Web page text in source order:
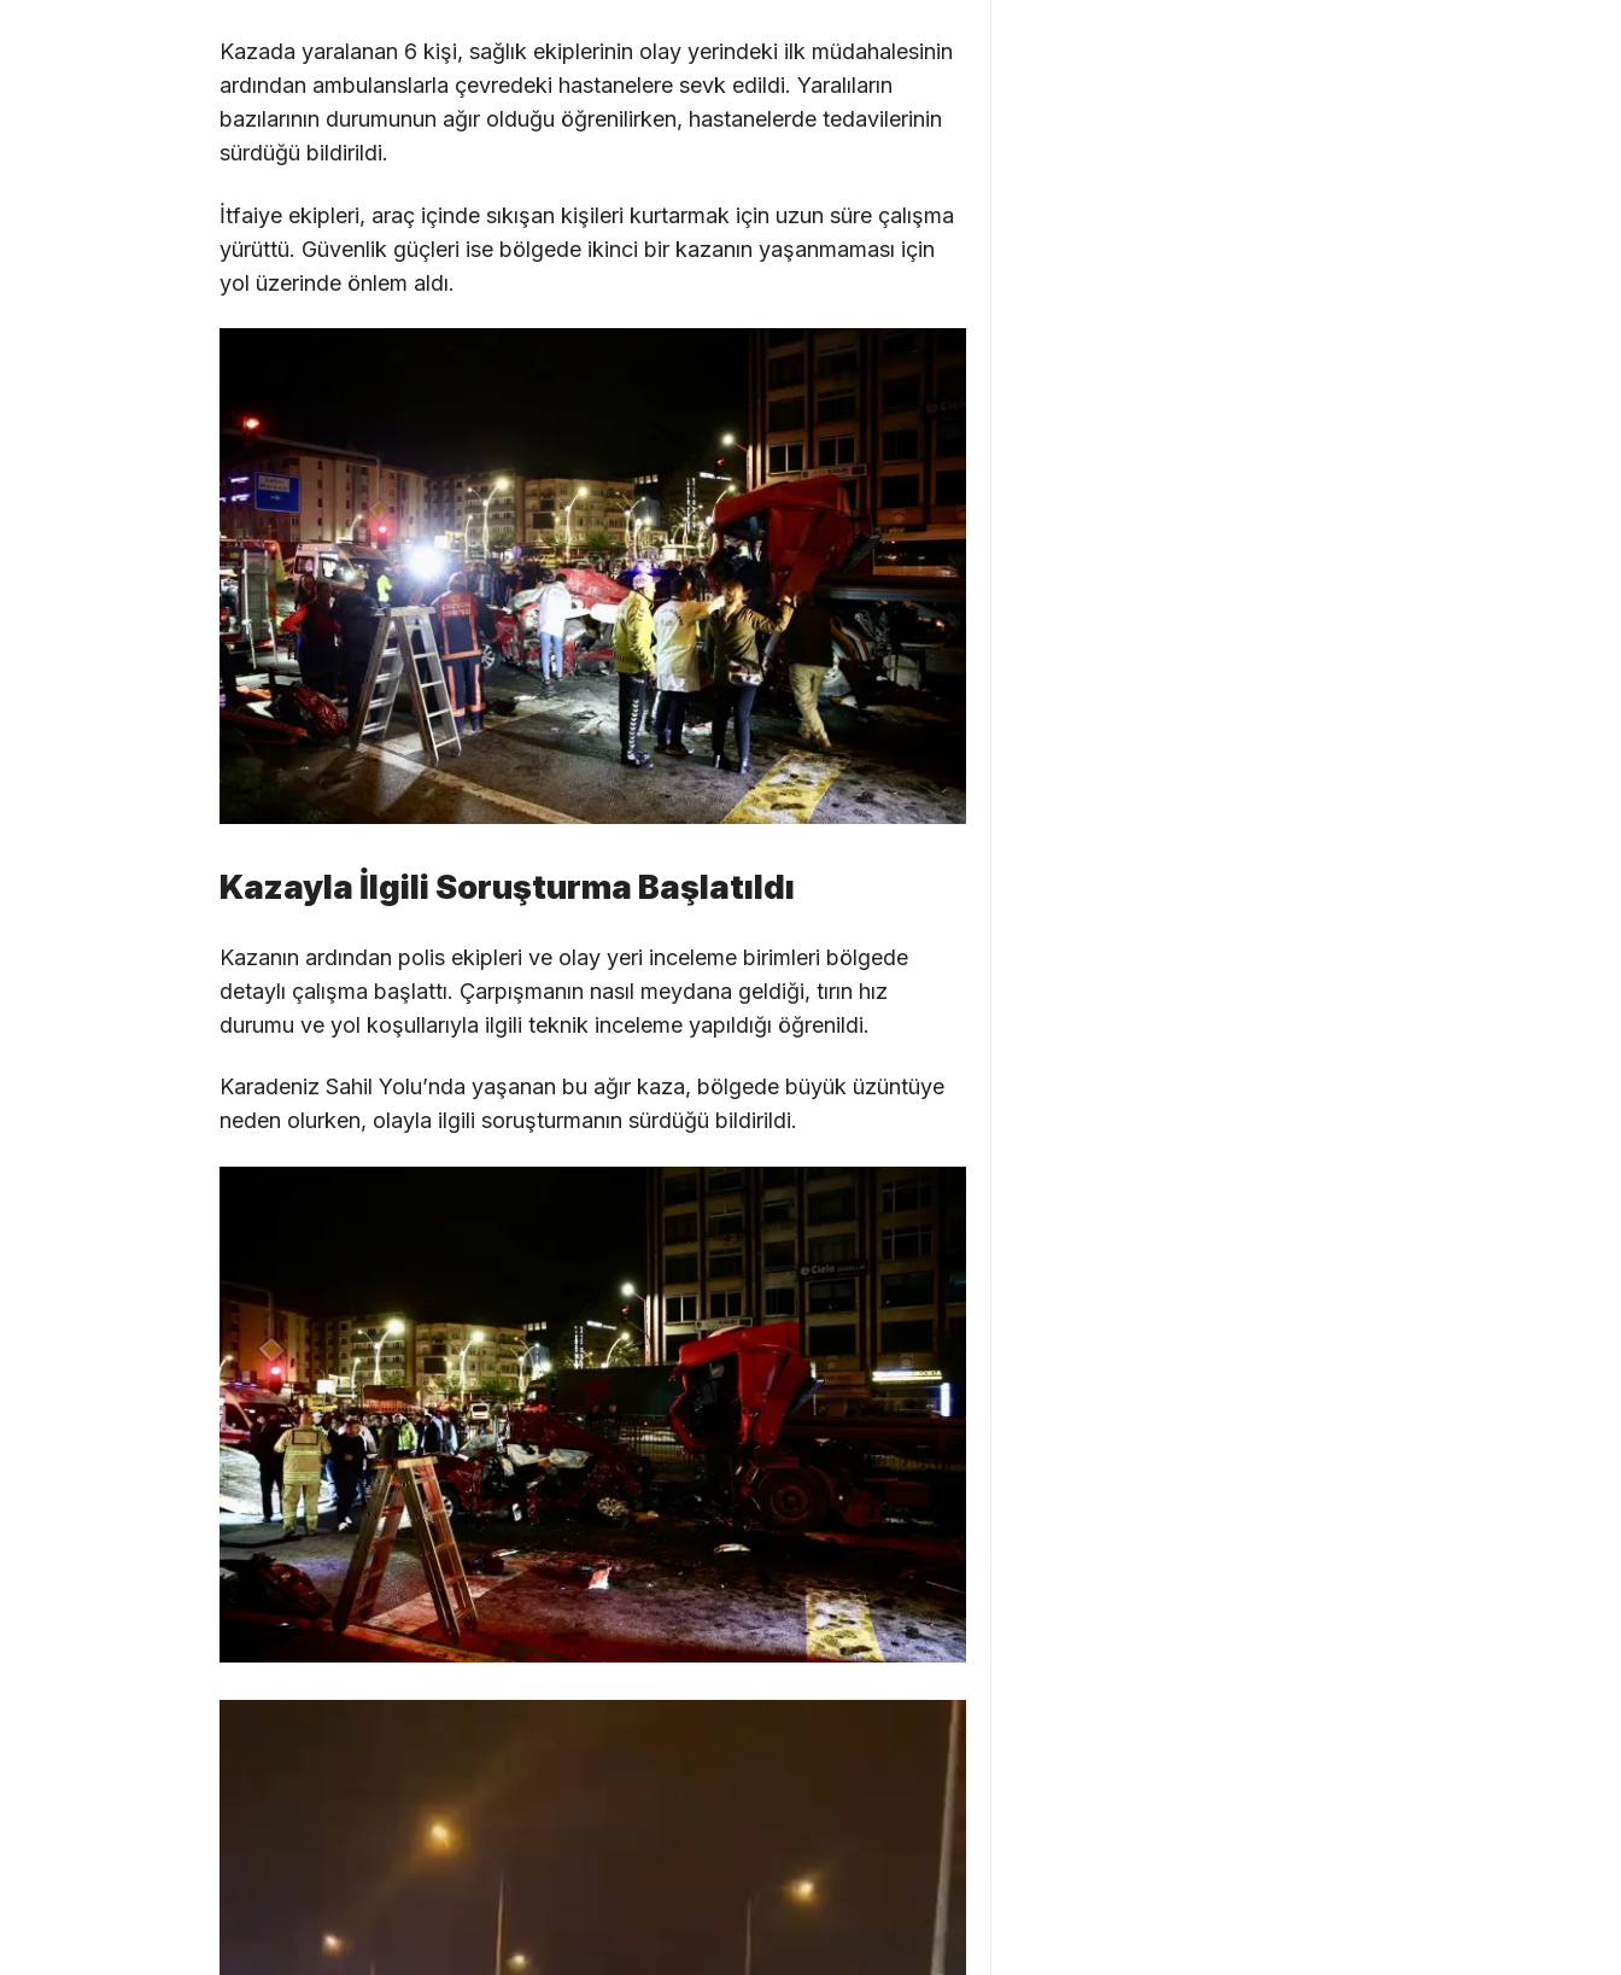
Kazada yaralanan 6 kişi, sağlık ekiplerinin olay yerindeki ilk müdahalesinin
ardından ambulanslarla çevredeki hastanelere sevk edildi. Yaralıların
bazılarının durumunun ağır olduğu öğrenilirken, hastanelerde tedavilerinin
sürdüğü bildirildi.
İtfaiye ekipleri, araç içinde sıkışan kişileri kurtarmak için uzun süre çalışma
yürüttü. Güvenlik güçleri ise bölgede ikinci bir kazanın yaşanmaması için
yol üzerinde önlem aldı.
Kazayla İlgili Soruşturma Başlatıldı
Kazanın ardından polis ekipleri ve olay yeri inceleme birimleri bölgede
detaylı çalışma başlattı. Çarpışmanın nasıl meydana geldiği, tırın hız
durumu ve yol koşullarıyla ilgili teknik inceleme yapıldığı öğrenildi.
Karadeniz Sahil Yolu’nda yaşanan bu ağır kaza, bölgede büyük üzüntüye
neden olurken, olayla ilgili soruşturmanın sürdüğü bildirildi.